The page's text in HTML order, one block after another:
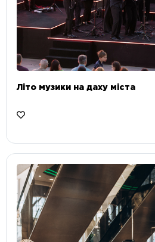
Літо музики на даху міста